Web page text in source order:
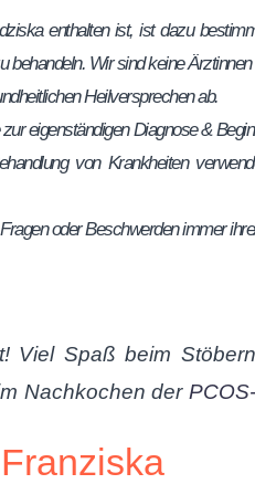
enthalten ist, ist dazu
behandeln. Wir sind keine
Heilversprechen ab.
eigenständigen Diagnose &
von Krankheiten
oder Beschwerden immer
Viel Spaß beim Stöbern
Nachkochen der PCOS-